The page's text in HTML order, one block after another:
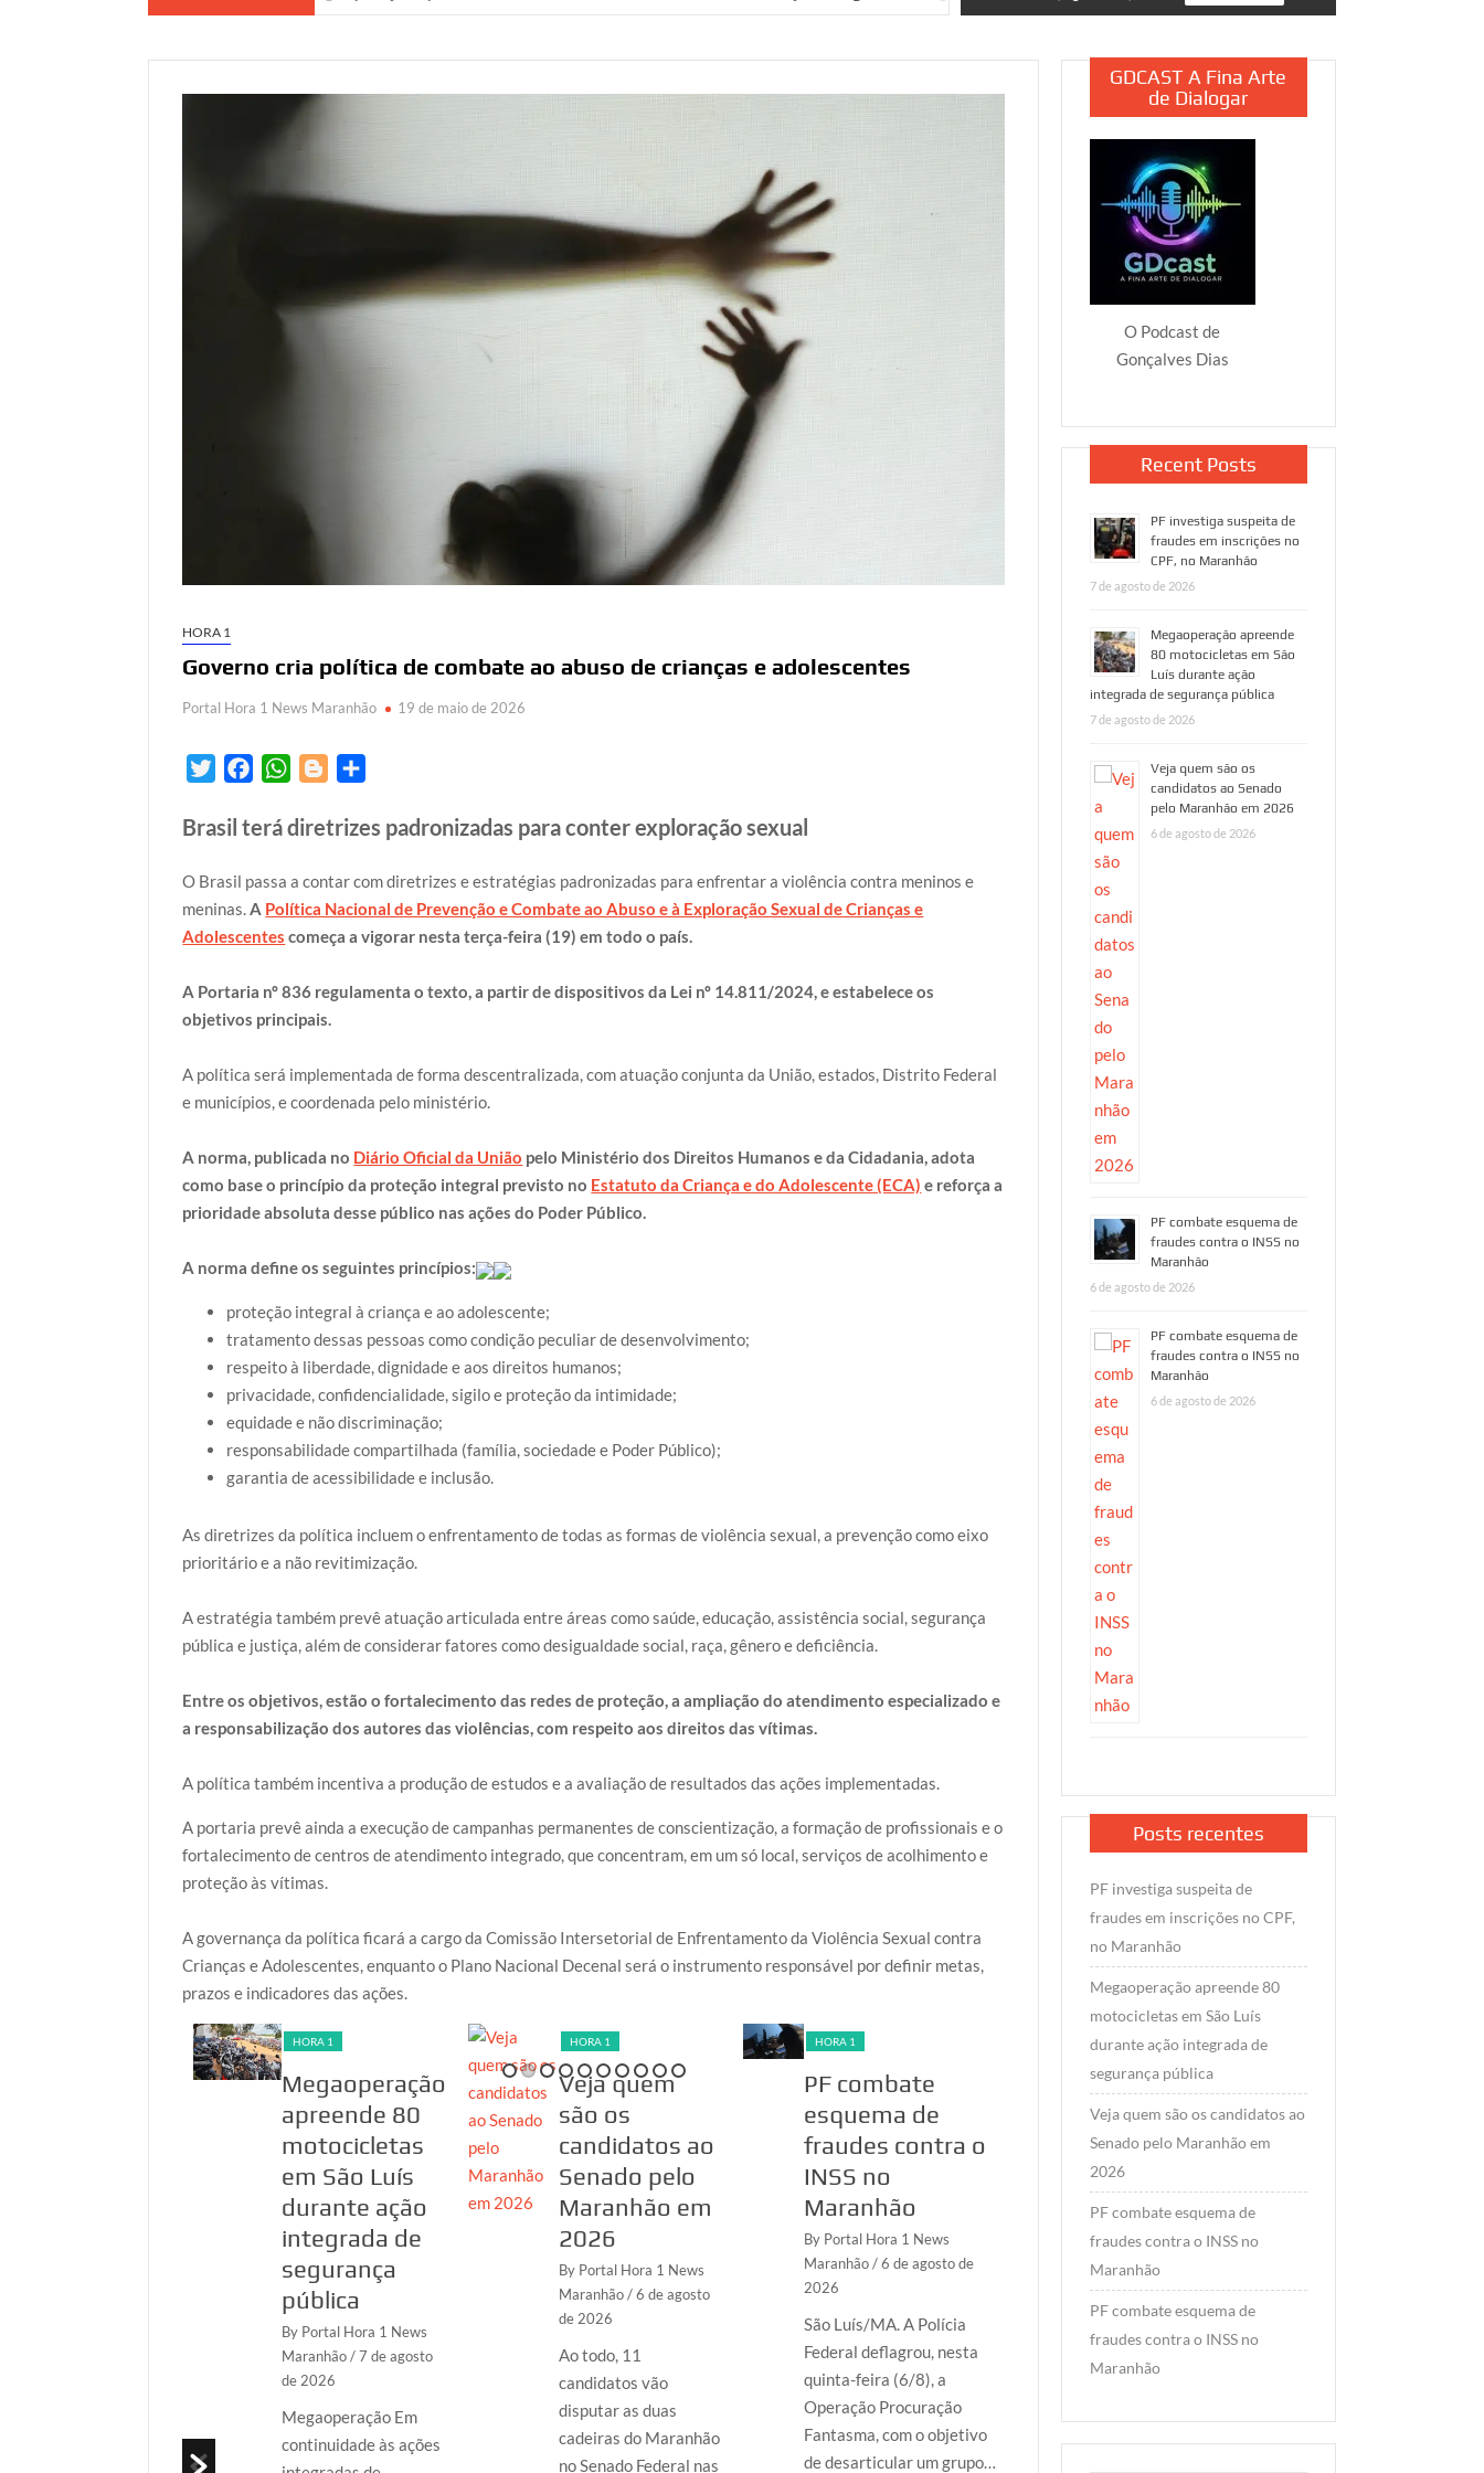
HORA 1
Governo cria política de combate ao abuso de crianças e adolescentes
Portal Hora 1 News Maranhão 19 de maio de 2026
i
t
e
r
c
b
o
o
W
a
s
A
p
o
g
e
r
a
e
Brasil terá diretrizes padronizadas para conter exploração sexual
O Brasil passa a contar com diretrizes e estratégias padronizadas para enfrentar a violência contra meninos e
meninas.A Política Nacional de Prevenção e Combate ao Abuso e à Exploração Sexual de Crianças e
Adolescentes começa a vigorar nesta terça-feira (19) em todo o país​.
A Portaria nº 836 regulamenta o texto, a partir de dispositivos da Lei nº 14.811/2024, e estabelece os
objetivos principais.
A política será implementada de forma descentralizada, com atuação conjunta da União, estados, Distrito Federal
e municípios, e coordenada pelo ministério.
A norma, publicada no Diário Oficial da União pelo Ministério dos Direitos Humanos e da Cidadania, adota
como base o princípio da proteção integral previsto no Estatuto da Criança e do Adolescente (ECA) e reforça a
prioridade absoluta desse público nas ações do Poder Público.
A norma define os seguintes princípios:
proteção integral à criança e ao adolescente;
tratamento dessas pessoas como condição peculiar de desenvolvimento;
respeito à liberdade, dignidade e aos direitos humanos;
privacidade, confidencialidade, sigilo e proteção da intimidade;
equidade e não discriminação;
responsabilidade compartilhada (família, sociedade e Poder Público);
garantia de acessibilidade e inclusão.
As diretrizes da política incluem o enfrentamento de todas as formas de violência sexual, a prevenção como eixo
prioritário e a não revitimização.
A estratégia também prevê atuação articulada entre áreas como saúde, educação, assistência social, segurança
pública e justiça, além de considerar fatores como desigualdade social, raça, gênero e deficiência.
Entre os objetivos, estão o fortalecimento das redes de proteção, a ampliação do atendimento especializado e
a responsabilização dos autores das violências, com respeito aos direitos das vítimas.
A política também incentiva a produção de estudos e a avaliação de resultados das ações implementadas.
A portaria prevê ainda a execução de campanhas permanentes de conscientização, a formação de profissionais e o
fortalecimento de centros de atendimento integrado, que concentram, em um só local, serviços de acolhimento e
proteção às vítimas.
A governança da política ficará a cargo da Comissão Intersetorial de Enfrentamento da Violência Sexual contra
Crianças e Adolescentes, enquanto o Plano Nacional Decenal será o instrumento responsável por definir metas,
prazos e indicadores das ações.
HORA 1
Megaoperação
apreende 80
motocicletas
em São Luís
durante ação
integrada de
segurança
pública
By Portal Hora 1 News
Maranhão/ 7 de agosto
de 2026
Megaoperação Em
continuidade às ações
HORA 1
Veja quem
são os
candidatos ao
Senado pelo
Maranhão em
2026
By Portal Hora 1 News
Maranhão/ 6 de agosto
de 2026
Ao todo, 11
candidatos vão
disputar as duas
cadeiras do Maranhão
no Senado Federal nas
HORA 1
PF combate
esquema de
fraudes contra o
INSS no
Maranhão
By Portal Hora 1 News
Maranhão/ 6 de agosto de
2026
São Luís/MA. A Polícia
Federal deflagrou, nesta
quinta-feira (6/8), a
Operação Procuração
Fantasma, com o objetivo
de desarticular um grupo…
HORA 1
PF combate
esquema de
fraudes contra
o INSS no
Maranhão
By Portal Hora 1 News
Maranhão
2026
A Polícia Federal
deflagrou, nesta quinta-
feira (6/8), a Operação
GDCAST A Fina Arte
de Dialogar
O Podcast de
Gonçalves Dias
Recent Posts
PF investiga suspeita de
fraudes em inscrições no
CPF, no Maranhão
7 de agosto de 2026
Megaoperação apreende
80 motocicletas em São
Luís durante ação
integrada de segurança pública
7 de agosto de 2026
Veja quem são os
candidatos ao Senado
pelo Maranhão em 2026
6 de agosto de 2026
PF combate esquema de
fraudes contra o INSS no
Maranhão
6 de agosto de 2026
PF combate esquema de
fraudes contra o INSS no
Maranhão
6 de agosto de 2026
Posts recentes
PF investiga suspeita de
fraudes em inscrições no CPF,
no Maranhão
Megaoperação apreende 80
motocicletas em São Luís
durante ação integrada de
segurança pública
Veja quem são os candidatos ao
Senado pelo Maranhão em
2026
PF combate esquema de
fraudes contra o INSS no
Maranhão
PF combate esquema de
fraudes contra o INSS no
Maranhão